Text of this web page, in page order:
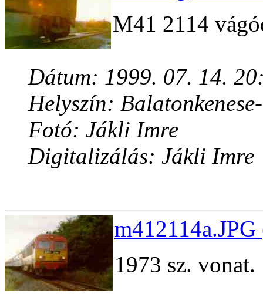
M41 2114
Dátum: 1999. 07. 14.
Helyszín:
Fotó: Jákli Imre
Digitalizálás: Jákli Imre
1973 sz. vonat.